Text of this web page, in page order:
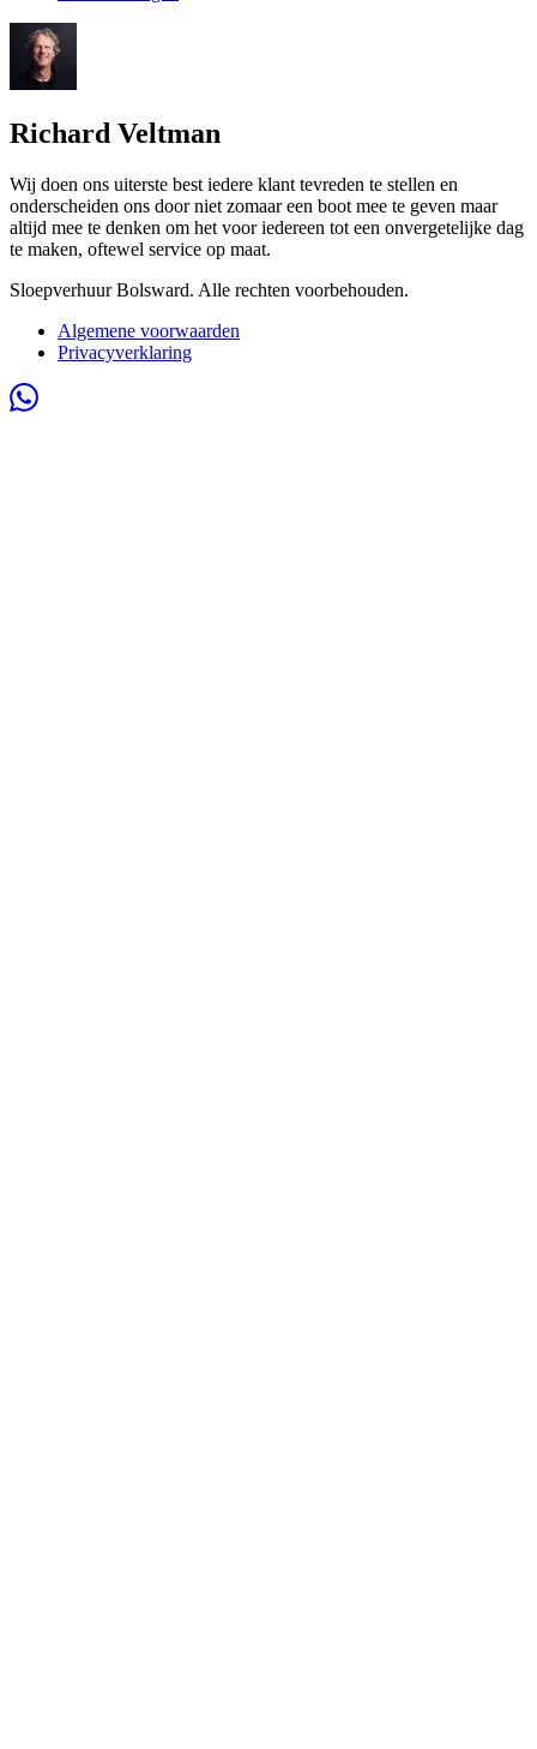
Richard Veltman
Wij doen ons uiterste best iedere klant tevreden te stellen en
onderscheiden ons door niet zomaar een boot mee te geven maar
altijd mee te denken om het voor iedereen tot een onvergetelijke dag
te maken, oftewel service op maat.
Sloepverhuur Bolsward. Alle rechten voorbehouden.
Algemene voorwaarden
Privacyverklaring